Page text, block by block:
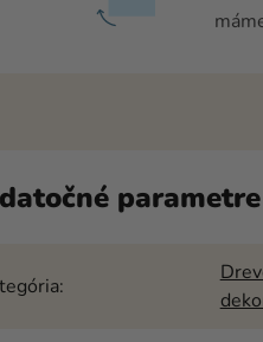
parametre
: